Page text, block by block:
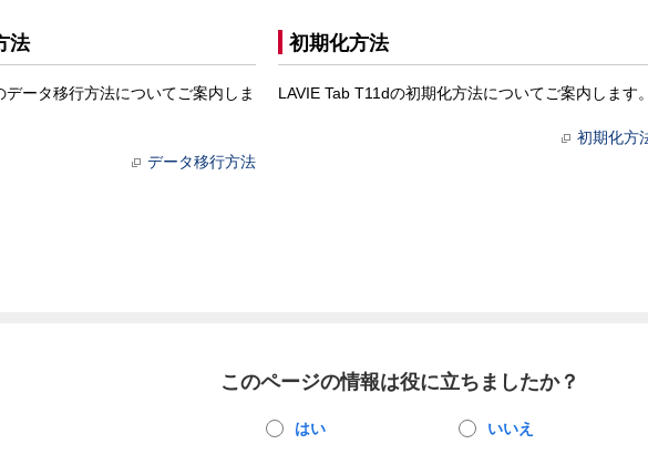
法
データ移行方法についてご案内しま
データ移行方法
初期化方法
LAVIE Tab T11dの初期化方法についてご案内します
初期化方
このページの情報は役に立ちましたか？
はい いいえ